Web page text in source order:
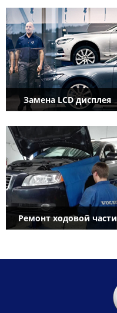
Замена LCD дисплея
Ремонт ходовой части